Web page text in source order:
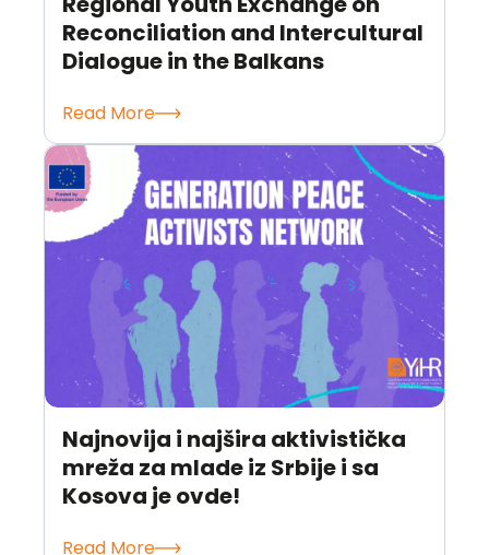
Reconciliation and Intercultural
Dialogue in the Balkans
Read More
Najnovija i najšira aktivistička
mreža za mlade iz Srbije i sa
Kosova je ovde!
Read More